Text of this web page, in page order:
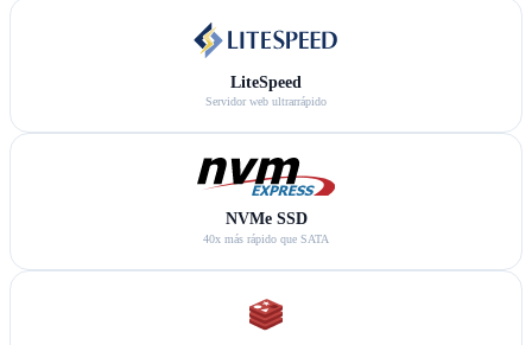
LiteSpeed
Servidor web ultrarrápido
NVMe SSD
40x más rápido que SATA